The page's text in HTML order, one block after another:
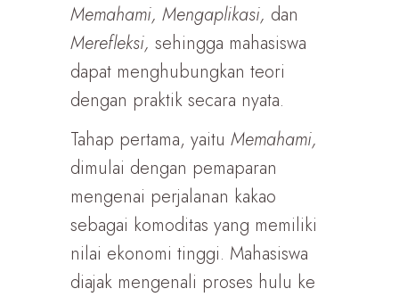
Memahami, Mengaplikasi, dan
Merefleksi, sehingga mahasiswa
dapat menghubungkan teori
dengan praktik secara nyata.
Tahap pertama, yaitu Memahami,
dimulai dengan pemaparan
mengenai perjalanan kakao
sebagai komoditas yang memiliki
nilai ekonomi tinggi. Mahasiswa
diajak mengenali proses hulu ke